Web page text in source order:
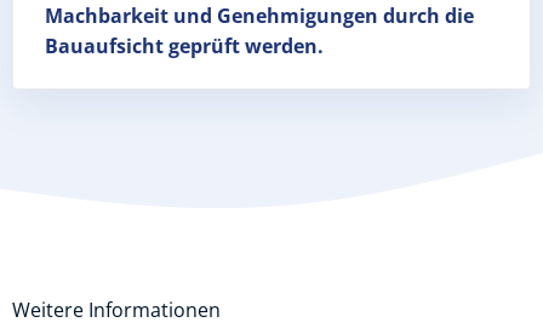
Machbarkeit und Genehmigungen durch die
Bauaufsicht geprüft werden.
Weitere Informationen